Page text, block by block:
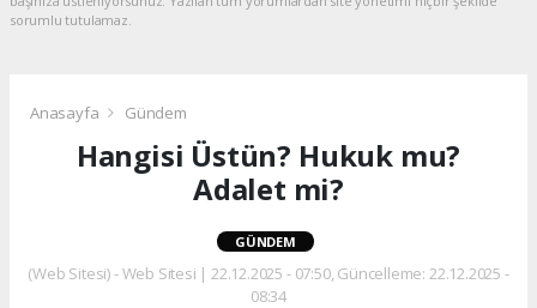
sorumlu tutulamaz.
Anasayfa Gündem
Hangisi Üstün? Hukuk mu?
Adalet mi?
GÜNDEM
(Web Sitesi) - Web Sitesi | 22.12.2025 - 07:50, Güncelleme: 22.12.2025 -
08:34